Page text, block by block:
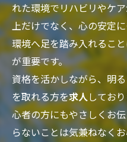
れた環境でリハビリやケ
上だけでなく、心の安定
環境へ足を踏み入れるこ
が重要です。
資格を活かしながら、明
を取れる方を求人してお
心者の方にもやさしくお
らないことは気兼ねなく